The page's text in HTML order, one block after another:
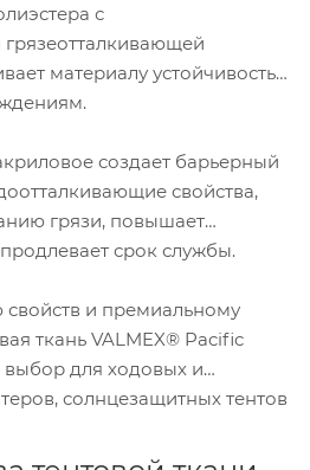
с
материалу устойчивость к
создает барьерный
свойства,
грязи, повышает
срок службы.
свойств и премиальному
ткань VALMEX® Pacific
для ходовых и
солнцезащитных тентов